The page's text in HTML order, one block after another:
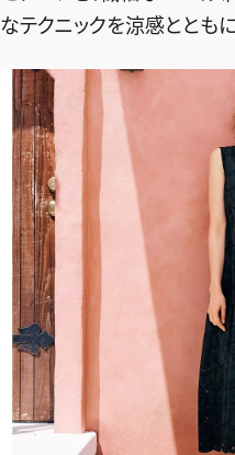
なテクニックを涼感ととも